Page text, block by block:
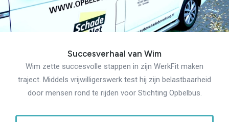
Succesverhaal van Wim
Wim zette succesvolle stappen in zijn WerkFit maken
traject. Middels vrijwilligerswerk test hij zijn belastbaarheid
door mensen rond te rijden voor Stichting Opbelbus.